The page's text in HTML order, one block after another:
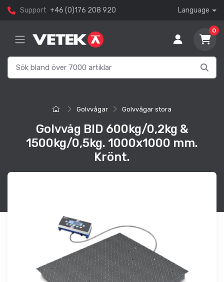
Support +46 (0)176 208 920 Language
0
Golvvågar Golvvågar stora
Golvvåg BID 600kg/0,2kg &
1500kg/0,5kg. 1000x1000 mm.
Krönt.